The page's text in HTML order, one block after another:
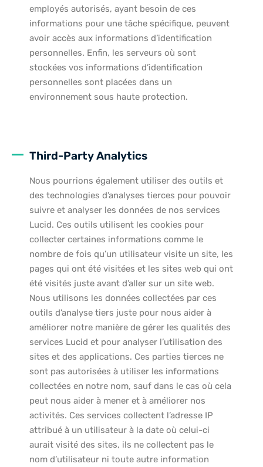
employés autorisés, ayant besoin de ces
informations pour une tâche spécifique, peuvent
avoir accès aux informations d’identification
personnelles. Enfin, les serveurs où sont
stockées vos informations d’identification
personnelles sont placées dans un
environnement sous haute protection.
Third-Party Analytics
Nous pourrions également utiliser des outils et
des technologies d’analyses tierces pour pouvoir
suivre et analyser les données de nos services
Lucid. Ces outils utilisent les cookies pour
collecter certaines informations comme le
nombre de fois qu’un utilisateur visite un site, les
pages qui ont été visitées et les sites web qui ont
été visités juste avant d’aller sur un site web.
Nous utilisons les données collectées par ces
outils d’analyse tiers juste pour nous aider à
améliorer notre manière de gérer les qualités des
services Lucid et pour analyser l’utilisation des
sites et des applications. Ces parties tierces ne
sont pas autorisées à utiliser les informations
collectées en notre nom, sauf dans le cas où cela
peut nous aider à mener et à améliorer nos
activités. Ces services collectent l’adresse IP
attribué à un utilisateur à la date où celui-ci
aurait visité des sites, ils ne collectent pas le
nom d’utilisateur ni toute autre information